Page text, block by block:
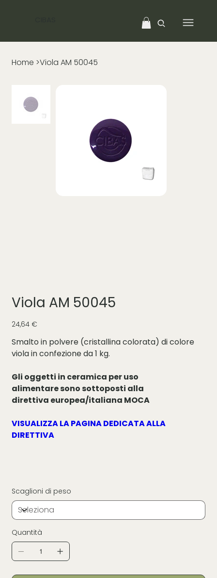
Home >Viola AM 50045
Viola AM 50045
Prezzo
24,64 €
Smalto in polvere (cristallina colorata) di colore
viola in confezione da 1 kg.
Gli oggetti in ceramica per uso
alimentare sono sottoposti alla
direttiva europea/italiana MOCA
VISUALIZZA LA PAGINA DEDICATA ALLA
DIRETTIVA
Scaglioni di peso
Quantità